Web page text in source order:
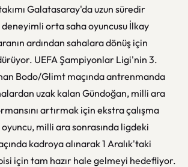
Galatasaray'da uzun süredir
deneyimli orta saha oyuncusu İlkay
ardından sahalara dönüş için
UEFA Şampiyonlar Ligi'nin 3.
Bodo/Glimt maçında antrenmanda
uzak kalan Gündoğan, milli ara
artırmak için ekstra çalışma
oyuncu, milli ara sonrasında ligdeki
kadroya alınarak 1 Aralık'taki
için tam hazır hale gelmeyi hedefliyor.